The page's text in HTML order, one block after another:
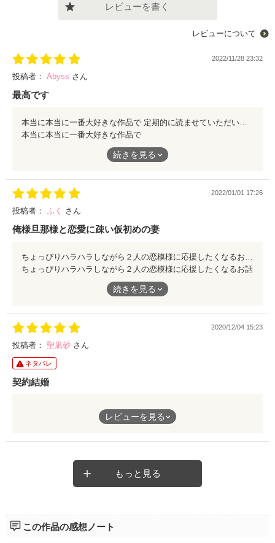
レビューを書く
レビューについて
2022/11/28 23:32
投稿者： Abyss さん
最高です
本当に本当に一番大好きな作品で 定期的に読ませていただいております。
本当に本当に一番大好きな作品で
定期的に読ませていただいております。
続きを見る
2022/01/01 17:26
投稿者： ふく さん
俺様旦那様と恋愛に疎い仮初めの妻
ちょっぴりハラハラしながら２人の恋模様に応援したくなるお話
続きを見る
2020/12/04 15:23
投稿者： 聖凪砂 さん
ネタバレ
契約結婚
祖父の強引なお見合いにより、出会った2人。だけど、相手は自
社の副社長。全く知らない間柄でもない二人は、お互いの利益の
がよかった。そのことが、ストーリーを明るくさせていて、とて
も楽しい作品でした。
レビューを見る
もっと見る
この作品の感想ノート